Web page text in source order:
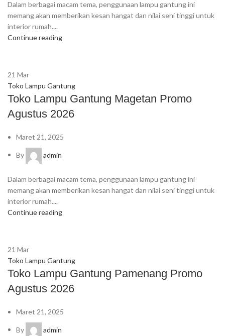
Dalam berbagai macam tema, penggunaan lampu gantung ini
memang akan memberikan kesan hangat dan nilai seni tinggi untuk
interior rumah....
Continue reading
21 Mar
Toko Lampu Gantung
Toko Lampu Gantung Magetan Promo
Agustus 2026
Maret 21, 2025
By admin
Dalam berbagai macam tema, penggunaan lampu gantung ini
memang akan memberikan kesan hangat dan nilai seni tinggi untuk
interior rumah....
Continue reading
21 Mar
Toko Lampu Gantung
Toko Lampu Gantung Pamenang Promo
Agustus 2026
Maret 21, 2025
By admin